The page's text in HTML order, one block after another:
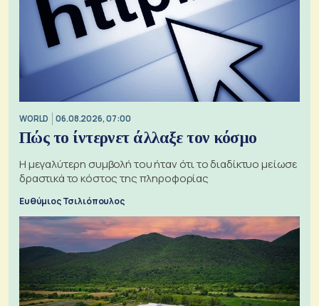
WORLD 06.08.2026, 07:00
Πώς το ίντερνετ άλλαξε τον κόσμο
Η μεγαλύτερη συμβολή του ήταν ότι το διαδίκτυο μείωσε
δραστικά το κόστος της πληροφορίας
Ευθύμιος Τσιλιόπουλος